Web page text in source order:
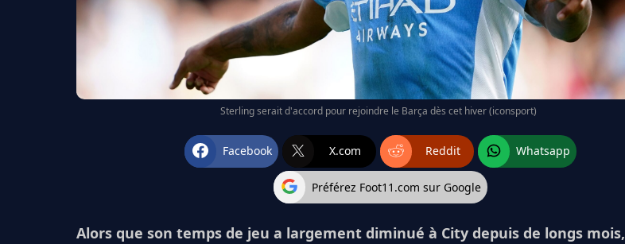
Sterling serait d'accord pour rejoindre le Barça dès cet hiver (iconsport)
Facebook X.com Reddit Whatsapp
Préférez Foot11.com sur Google
Alors que son temps de jeu a largement diminué à City depuis de longs mois,